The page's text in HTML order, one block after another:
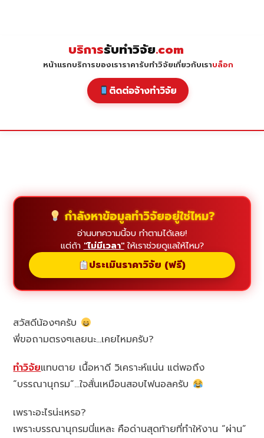
บริการรับทำวิจัย.com
หน้าแรกบริการของเราราคารับทำวิจัยเกี่ยวกับเราบล็อก
ติดต่อจ้างทำวิจัย
กำลังหาข้อมูลทำวิจัยอยู่ใช่ไหม?
อ่านบทความนี้จบ ทำตามได้เลย!
แต่ถ้า "ไม่มีเวลา"ให้เราช่วยดูแลให้ไหม?
ประเมินราคาวิจัย (ฟรี)
สวัสดีน้องๆครับ
พี่ขอถามตรงๆเลยนะ…เคยไหมครับ?
ทำวิจัยแทบตาย เนื้อหาดี วิเคราะห์แน่น แต่พอถึง
“บรรณานุกรม”…ใจสั่นเหมือนสอบไฟนอลครับ
เพราะอะไรน่ะเหรอ?
เพราะบรรณานุกรมนี่แหละ คือด่านสุดท้ายที่ทำให้งาน “ผ่าน”